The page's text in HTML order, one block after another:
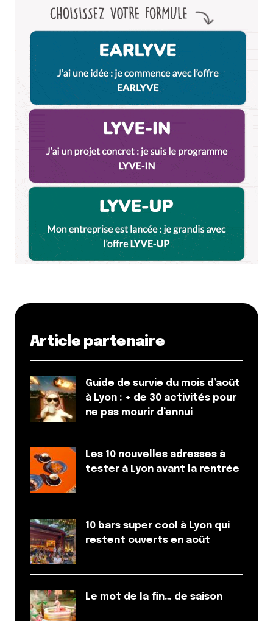
Article partenaire
Guide de survie du mois d’août
à Lyon : + de 30 activités pour
ne pas mourir d’ennui
Les 10 nouvelles adresses à
tester à Lyon avant la rentrée
10 bars super cool à Lyon qui
restent ouverts en août
Le mot de la fin… de saison